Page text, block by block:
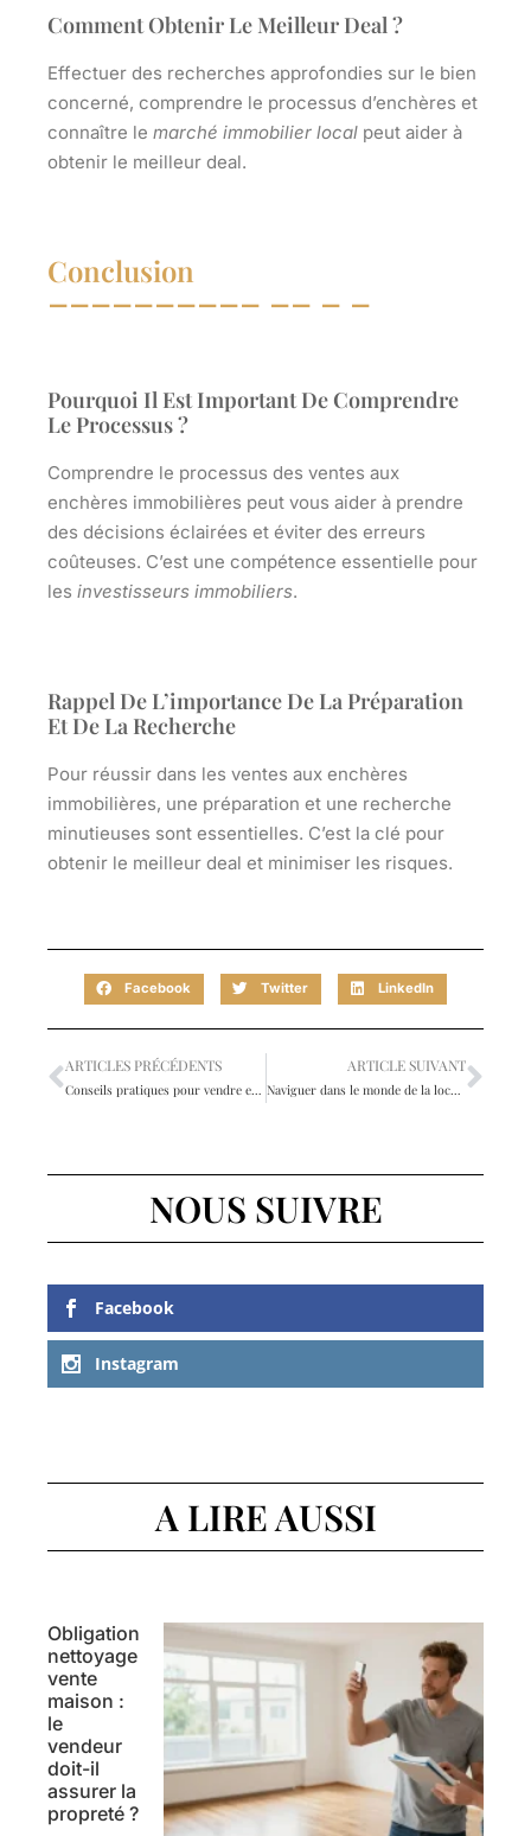
Comment Obtenir Le Meilleur Deal ?
Effectuer des recherches approfondies sur le bien
concerné, comprendre le processus d’enchères et
connaître le marché immobilier local peut aider à
obtenir le meilleur deal.
Conclusion
Pourquoi Il Est Important De Comprendre
Le Processus ?
Comprendre le processus des ventes aux
enchères immobilières peut vous aider à prendre
des décisions éclairées et éviter des erreurs
coûteuses. C’est une compétence essentielle pour
les investisseurs immobiliers.
Rappel De L’importance De La Préparation
Et De La Recherche
Pour réussir dans les ventes aux enchères
immobilières, une préparation et une recherche
minutieuses sont essentielles. C’est la clé pour
obtenir le meilleur deal et minimiser les risques.
Facebook Twitter LinkedIn
ARTICLES PRÉCÉDENTS ARTICLE SUIVANT
Naviguer dans le monde de la location : comment louer un appartement sans garant ?
NOUS SUIVRE
Facebook
Instagram
A LIRE AUSSI
Obligation
nettoyage
vente
maison :
le
vendeur
doit-il
assurer la
propreté ?